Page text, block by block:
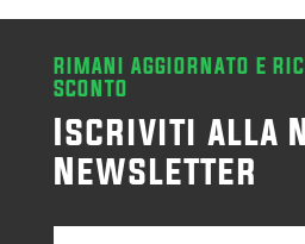
RIMANI AGGIORNATO E
SCONTO
Iscriviti alla
Newsletter